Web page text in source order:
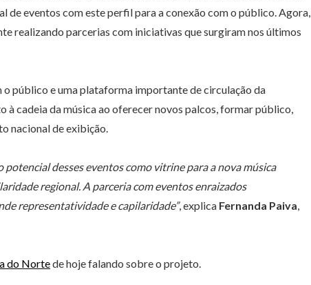
de eventos com este perfil para a conexão com o público. Agora,
realizando parcerias com iniciativas que surgiram nos últimos
público e uma plataforma importante de circulação da
cadeia da música ao oferecer novos palcos, formar público,
nacional de exibição.
desses eventos como vitrine para a nova música
regional. A parceria com eventos enraizados
representatividade e capilaridade”, explica Fernanda Paiva,
do Nortede hoje falando sobre o projeto.